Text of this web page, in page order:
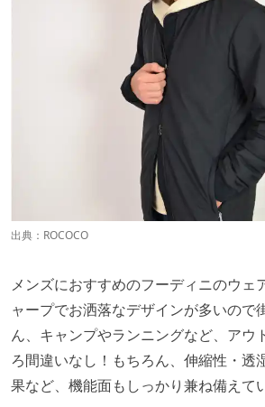
出典： ROCOCO
メンズにおすすめのフーディニのウェ
ャープでお洒落なデザインが多いので
ん、キャンプやランニングなど、アウ
ろ間違いなし！もちろん、伸縮性・透
果など、機能面もしっかり兼ね備えて